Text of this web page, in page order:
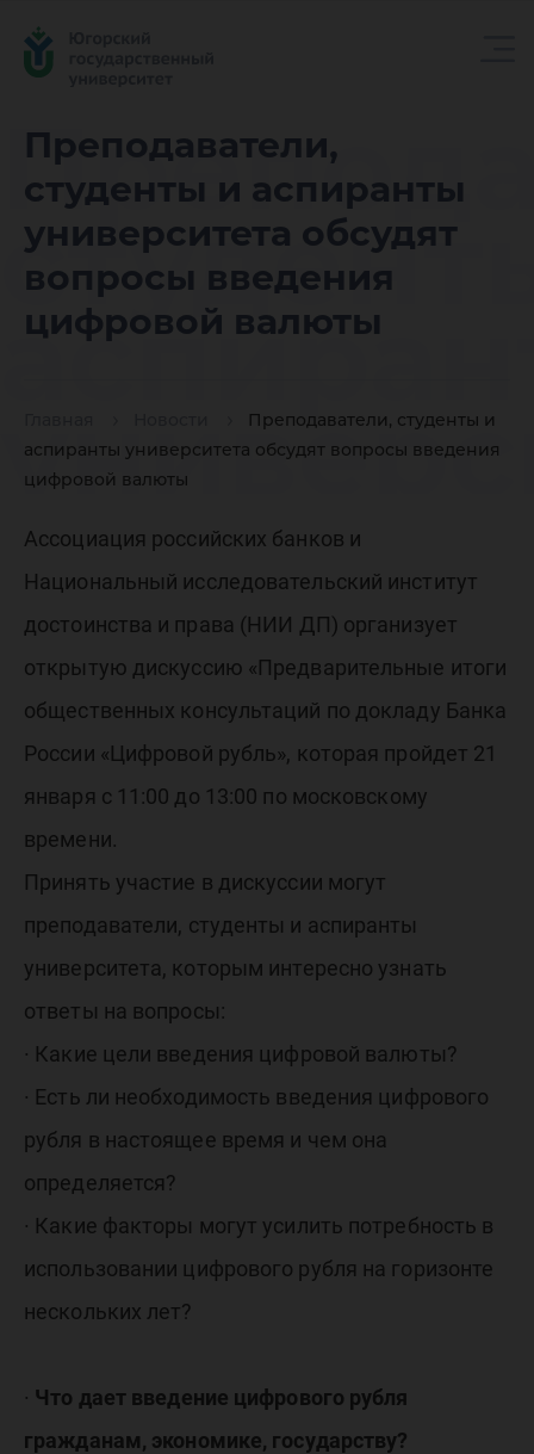
Преподаватели,
студенты и аспиранты
университета обсудят
вопросы введения
цифровой валюты
Преподаватели, студенты и
аспиранты университета обсудят вопросы введения
цифровой валюты
обсудят
валюты
Ассоциация российских банков и
Национальный исследовательский институт
достоинства и права (НИИ ДП) организует
открытую дискуссию «Предварительные итоги
общественных консультаций по докладу Банка
России «Цифровой рубль», которая пройдет 21
января с 11:00 до 13:00 по московскому
времени.
Принять участие в дискуссии могут
преподаватели, студенты и аспиранты
университета, которым интересно узнать
ответы на вопросы:
· Какие цели введения цифровой валюты?
· Есть ли необходимость введения цифрового
рубля в настоящее время и чем она
определяется?
· Какие факторы могут усилить потребность в
использовании цифрового рубля на горизонте
нескольких лет?
· Что дает введение цифрового рубля
гражданам, экономике, государству?